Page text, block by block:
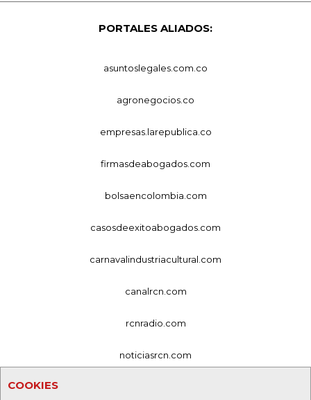
COOKIES
PORTALES ALIADOS:
asuntoslegales.com.co
agronegocios.co
empresas.larepublica.co
firmasdeabogados.com
bolsaencolombia.com
casosdeexitoabogados.com
carnavalindustriacultural.com
canalrcn.com
rcnradio.com
noticiasrcn.com